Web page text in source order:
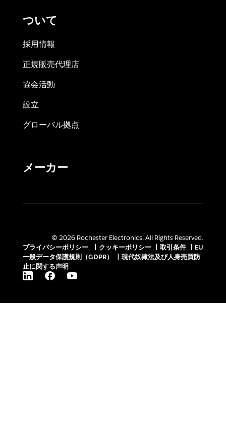
ついて
採用情報
正規販売代理店
協会活動
設立
グローバル拠点
メーカー
© 2026 Rochester Electronics. All Rights Reserved.
プライバシーポリシー
クッキーポリシー 取引条件
EU
一般データ保護規則（GDPR）
現代奴隷法及び人身売買防
止に関する声明